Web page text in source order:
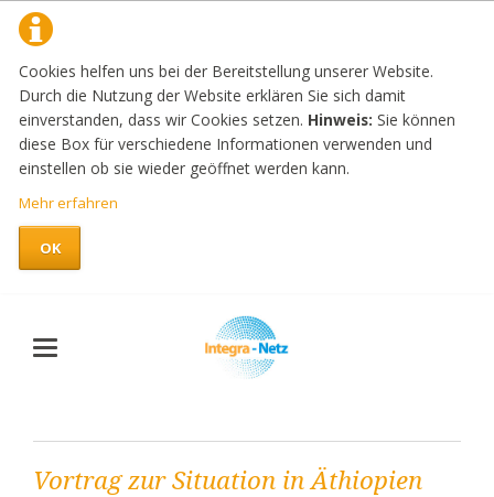
Cookies helfen uns bei der Bereitstellung unserer Website.
Durch die Nutzung der Website erklären Sie sich damit
einverstanden, dass wir Cookies setzen. Hinweis: Sie können
diese Box für verschiedene Informationen verwenden und
einstellen ob sie wieder geöffnet werden kann.
Mehr erfahren
OK
Vortrag zur Situation in Äthiopien